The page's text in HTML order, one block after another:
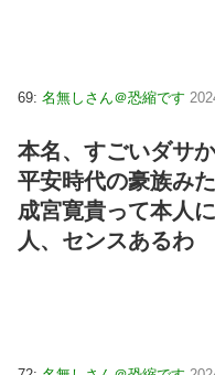
69: 名無しさん＠恐縮です
本名、すごいダサ
平安時代の豪族み
成宮寛貴って本人
人、センスあるわ